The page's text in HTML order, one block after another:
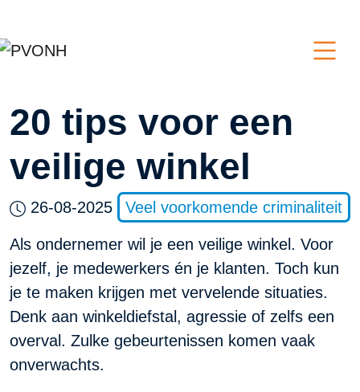
20 tips voor een
veilige winkel
26-08-2025 Veel voorkomende criminaliteit
Als ondernemer wil je een veilige winkel. Voor
jezelf, je medewerkers én je klanten. Toch kun
je te maken krijgen met vervelende situaties.
Denk aan winkeldiefstal, agressie of zelfs een
overval. Zulke gebeurtenissen komen vaak
onverwachts.